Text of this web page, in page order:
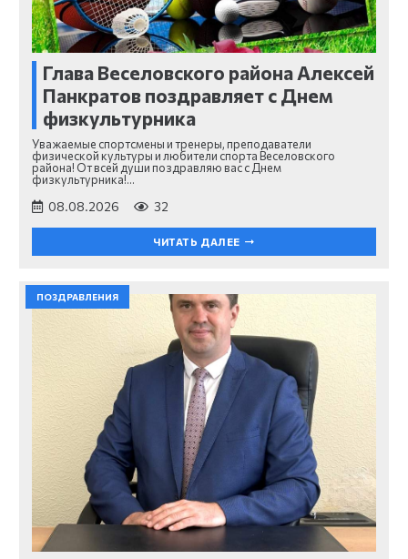
Глава Веселовского района Алексей
Панкратов поздравляет с Днем
физкультурника
Уважаемые спортсмены и тренеры, преподаватели
физической культуры и любители спорта Веселовского
района! От всей души поздравляю вас с Днем
физкультурника!…
08.08.2026 32
ЧИТАТЬ ДАЛЕЕ
ПОЗДРАВЛЕНИЯ